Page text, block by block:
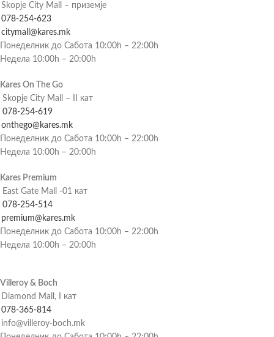
Skopje City Mall – приземје
078-254-623
citymall@kares.mk
Понеделник до Сабота 10:00h – 22:00h
Недела 10:00h – 20:00h
Kares On The Go
Skopje City Mall – II кат
078-254-619
onthego@kares.mk
Понеделник до Сабота 10:00h – 22:00h
Недела 10:00h – 20:00h
Kares Premium
East Gate Mall -01 кат
078-254-514
premium@kares.mk
Понеделник до Сабота 10:00h – 22:00h
Недела 10:00h – 20:00h
Villeroy & Boch
Diamond Mall, I кат
078-365-814
info@villeroy-boch.mk